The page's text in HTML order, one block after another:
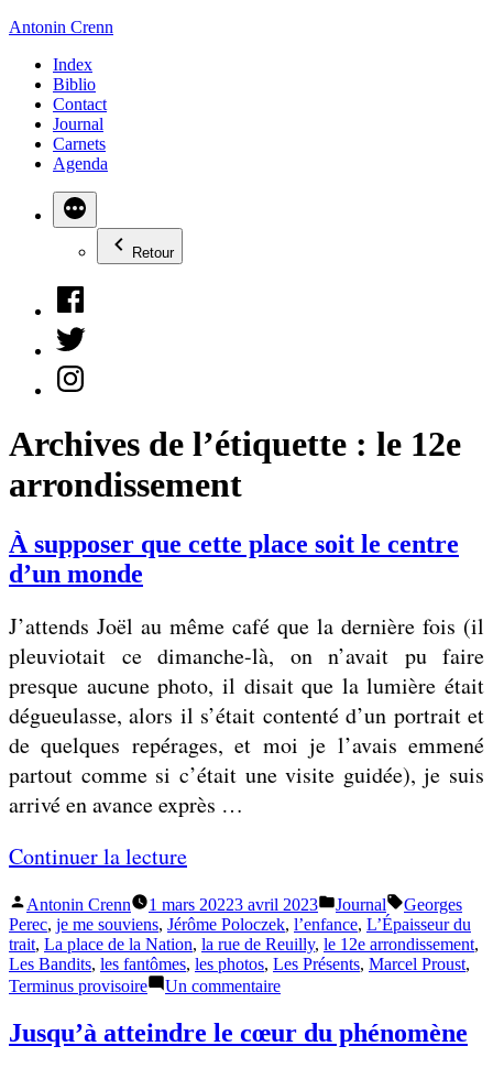
Aller
contenu
Antonin Crenn
Index
Biblio
Contact
Journal
Carnets
Agenda
Retour
Facebook
Twitter
Instagram
Archives de l’étiquette : le 12e
arrondissement
À supposer que cette place soit le centre
d’un monde
J’attends Joël au même café que la dernière fois (il
pleuviotait ce dimanche-là, on n’avait pu faire
presque aucune photo, il disait que la lumière était
dégueulasse, alors il s’était contenté d’un portrait et
de quelques repérages, et moi je l’avais emmené
partout comme si c’était une visite guidée), je suis
arrivé en avance exprès …
Continuer la lecture«
À
s
u
p
p
Publié
par
Antonin Crenn 1 mars 20223 avril 2023
Publié
dans
Journal Étiquettes :
Georges
Perec, je me souviens, Jérôme Poloczek, l’enfance, L’Épaisseur du
trait, La place de la Nation, la rue de Reuilly, le 12e arrondissement,
Les Bandits, les fantômes, les photos, Les Présents, Marcel Proust,
Terminus provisoire
Un commentairesur
supposer
que
Jusqu’à atteindre le cœur du phénomène